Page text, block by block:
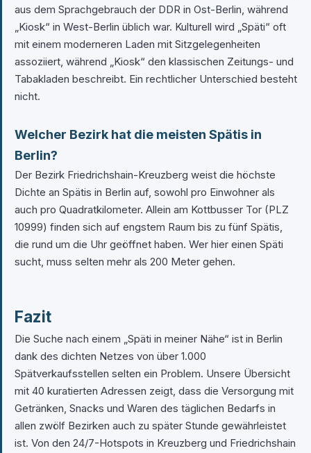
aus dem Sprachgebrauch der DDR in Ost-Berlin, während
„Kiosk“ in West-Berlin üblich war. Kulturell wird „Späti“ oft
mit einem moderneren Laden mit Sitzgelegenheiten
assoziiert, während „Kiosk“ den klassischen Zeitungs- und
Tabakladen beschreibt. Ein rechtlicher Unterschied besteht
nicht.
Welcher Bezirk hat die meisten Spätis in
Berlin?
Der Bezirk Friedrichshain-Kreuzberg weist die höchste
Dichte an Spätis in Berlin auf, sowohl pro Einwohner als
auch pro Quadratkilometer. Allein am Kottbusser Tor (PLZ
10999) finden sich auf engstem Raum bis zu fünf Spätis,
die rund um die Uhr geöffnet haben. Wer hier einen Späti
sucht, muss selten mehr als 200 Meter gehen.
Fazit
Die Suche nach einem „Späti in meiner Nähe“ ist in Berlin
dank des dichten Netzes von über 1.000
Spätverkaufsstellen selten ein Problem. Unsere Übersicht
mit 40 kuratierten Adressen zeigt, dass die Versorgung mit
Getränken, Snacks und Waren des täglichen Bedarfs in
allen zwölf Bezirken auch zu später Stunde gewährleistet
ist. Von den 24/7-Hotspots in Kreuzberg und Friedrichshain